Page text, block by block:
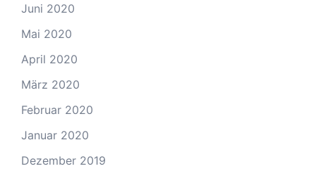
Juni 2020
Mai 2020
April 2020
März 2020
Februar 2020
Januar 2020
Dezember 2019